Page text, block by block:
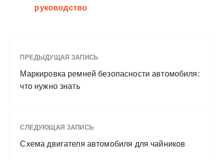
руководство
ПРЕДЫДУЩАЯ ЗАПИСЬ
Маркировка ремней безопасности автомобиля:
что нужно знать
СЛЕДУЮЩАЯ ЗАПИСЬ
Схема двигателя автомобиля для чайников